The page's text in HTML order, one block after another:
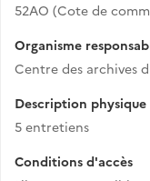
52AO (Cote de
Organisme
Centre des archives
Description physique
5 entretiens
Conditions d'accès